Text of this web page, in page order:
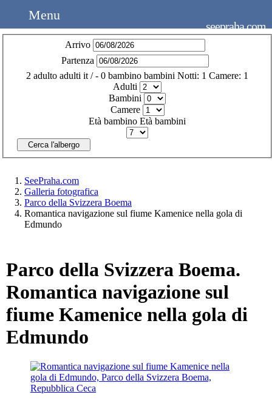
Menu
seepraha.com
Arrivo
Partenza
2 adulto adulti it / - 0 bambino bambini Notti: 1 Camere: 1
Adulti
Bambini
Camere
Età bambino Età bambini
Cerca l'albergo
SeePraha.com
Galleria fotografica
Parco della Svizzera Boema
Romantica navigazione sul fiume Kamenice nella gola di
Edmundo
Parco della Svizzera Boema.
Romantica navigazione sul
fiume Kamenice nella gola di
Edmundo